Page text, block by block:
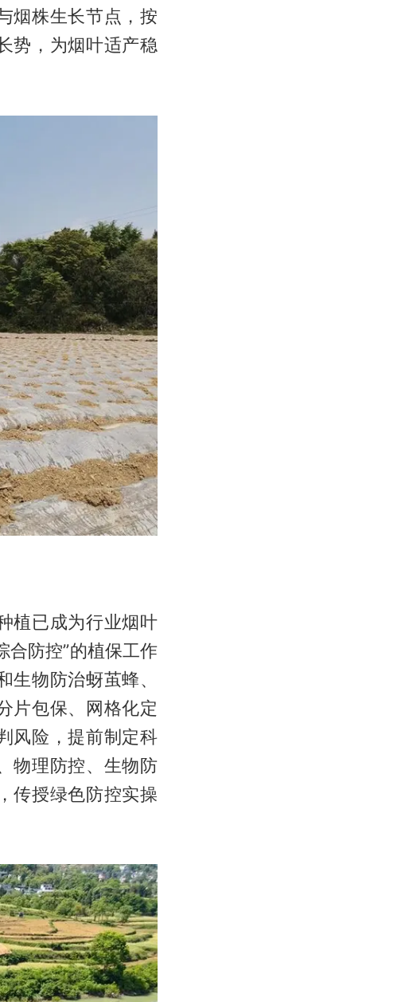
烟株生长节点，按
势，为烟叶适产稳
植已成为行业烟叶
合防控”的植保工作
物防治蚜茧蜂、
片包保、网格化定
风险，提前制定科
物理防控、生物防
传授绿色防控实操